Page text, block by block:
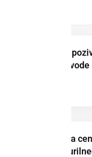
Prleška komunala
k varčni rabi pitne vode
V torek sprememba cen
bencina, dizla in